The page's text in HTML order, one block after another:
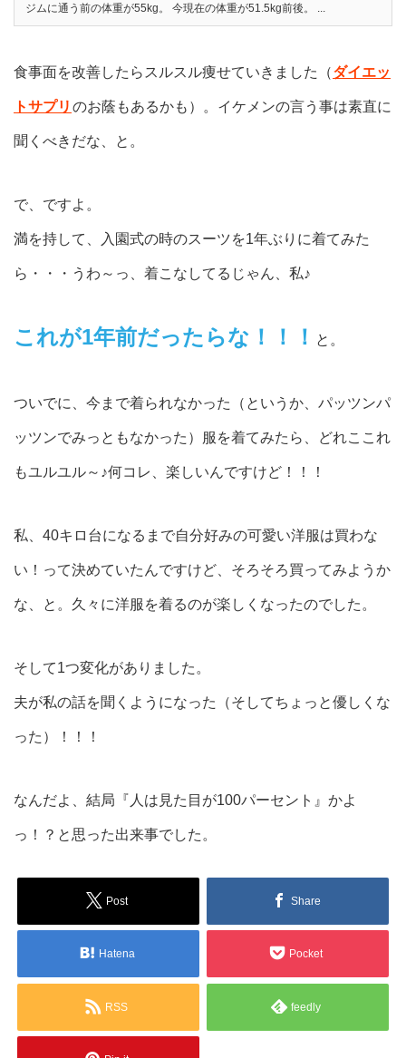
ジムに通う前の体重が55kg。 今現在の体重が51.5kg前後。 ...
食事面を改善したらスルスル痩せていきました（ダイエッ
トサプリ のお蔭もあるかも）。イケメンの言う事は素直に
聞くべきだな、と。
で、ですよ。
満を持して、入園式の時のスーツを1年ぶりに着てみた
ら・・・うわ～っ、着こなしてるじゃん、私♪
これが1年前だったらな！！！ と。
ついでに、今まで着られなかった（というか、パッツンパ
ッツンでみっともなかった）服を着てみたら、どれここれ
もユルユル～♪何コレ、楽しいんですけど！！！
私、40キロ台になるまで自分好みの可愛い洋服は買わな
い！って決めていたんですけど、そろそろ買ってみようか
な、と。久々に洋服を着るのが楽しくなったのでした。
そして1つ変化がありました。
夫が私の話を聞くようになった（そしてちょっと優しくな
った）！！！
なんだよ、結局『人は見た目が100パーセント』かよ
っ！？と思った出来事でした。
Post Share
Hatena Pocket
RSS feedly